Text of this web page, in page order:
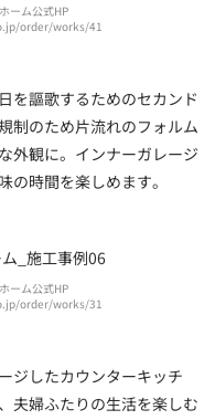
ーム公式HP
order/works/41
を謳歌するためのセカンド
制のため片流れのフォルム
外観に。インナーガレージ
の時間を楽しめます。
ーム公式HP
order/works/31
ジしたカウンターキッチ
夫婦ふたりの生活を楽しむ